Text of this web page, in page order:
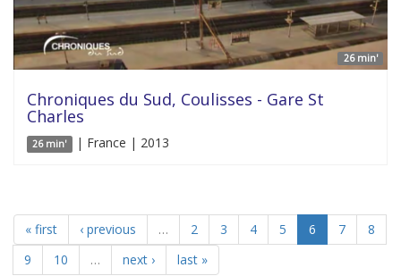
26 min'
Chroniques du Sud, Coulisses - Gare St
Charles
26 min' | France | 2013
« first ‹ previous … 2 3 4 5 6 7
8
9
10 … next › last »